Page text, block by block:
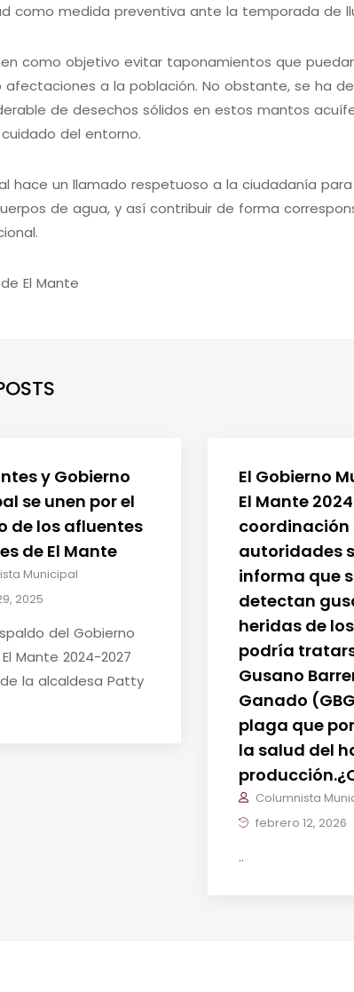
como medida preventiva ante la temporada de
como objetivo evitar taponamientos que
afectaciones a la población. No obstante, se ha
de desechos sólidos en estos mantos
del entorno.
hace un llamado respetuoso a la ciudadanía
de agua, y así contribuir de forma
El Mante
y Gobierno
se unen por el
de los afluentes
de El Mante
Municipal
2025
del Gobierno
Mante 2024-2027
la alcaldesa Patty
El Gobierno
El Mante
coordinación
autoridades
informa que
detectan
heridas de
podría
Gusano
Ganado
plaga que
la salud del
Columnista
febrero 12, 2026
..